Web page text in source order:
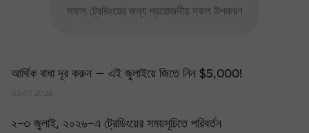
সফল ট্রেডিংয়ের জন্য প্রয়োজনীয় সকল উপকরণ
আর্থিক বাধা দূর করুন — এই জুলাইয়ে জিতে নিন $5,000!
02.07.2026
২-৩ জুলাই, ২০২৬-এ ট্রেডিংয়ের সময়সূচিতে পরিবর্তন